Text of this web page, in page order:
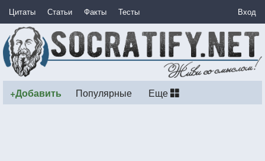
Цитаты Статьи Факты Тесты Вход
+Добавить Популярные Еще